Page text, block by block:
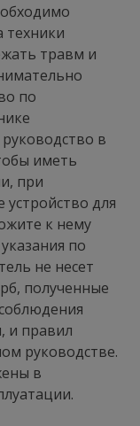
техники
травм и
по
в
иметь
при
для
к нему
по
не несет
полученные
и правил
руководстве.
в